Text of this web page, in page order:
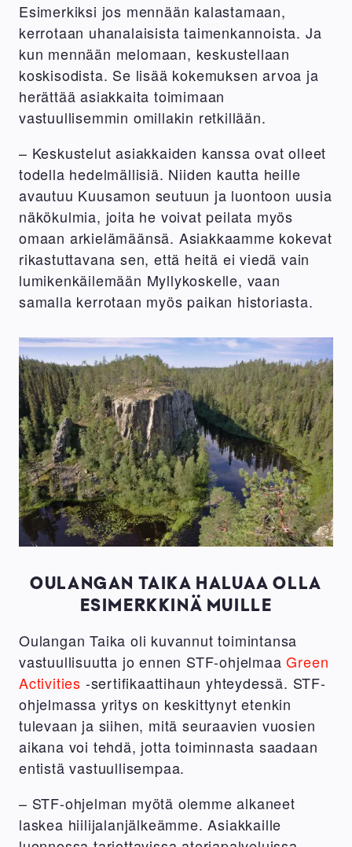
Esimerkiksi jos mennään kalastamaan,
kerrotaan uhanalaisista taimenkannoista. Ja
kun mennään melomaan, keskustellaan
koskisodista. Se lisää kokemuksen arvoa ja
herättää asiakkaita toimimaan
vastuullisemmin omillakin retkillään.
– Keskustelut asiakkaiden kanssa ovat olleet
todella hedelmällisiä. Niiden kautta heille
avautuu Kuusamon seutuun ja luontoon uusia
näkökulmia, joita he voivat peilata myös
omaan arkielämäänsä. Asiakkaamme kokevat
rikastuttavana sen, että heitä ei viedä vain
lumikenkäilemään Myllykoskelle, vaan
samalla kerrotaan myös paikan historiasta.
OULANGAN TAIKA HALUAA OLLA
ESIMERKKINÄ MUILLE
Oulangan Taika oli kuvannut toimintansa
vastuullisuutta jo ennen STF-ohjelmaaGreen
Activities -sertifikaattihaun yhteydessä. STF-
ohjelmassa yritys on keskittynyt etenkin
tulevaan ja siihen, mitä seuraavien vuosien
aikana voi tehdä, jotta toiminnasta saadaan
entistä vastuullisempaa.
– STF-ohjelman myötä olemme alkaneet
laskea hiilijalanjälkeämme. Asiakkaille